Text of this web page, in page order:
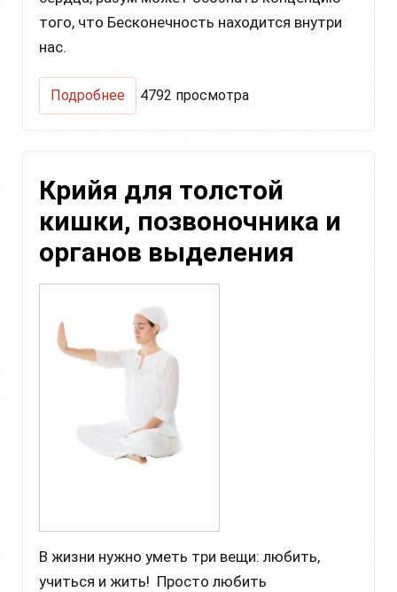
того, что Бесконечность находится внутри
нас.
Подробнее
Медитация
сердца,
достижения
4792 просмотра
Крийя для толстой
кишки, позвоночника и
органов выделения
В жизни нужно уметь три вещи: любить,
учиться и жить! Просто любить